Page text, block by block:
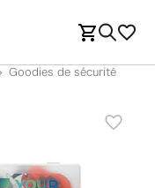
Goodies de sécurité